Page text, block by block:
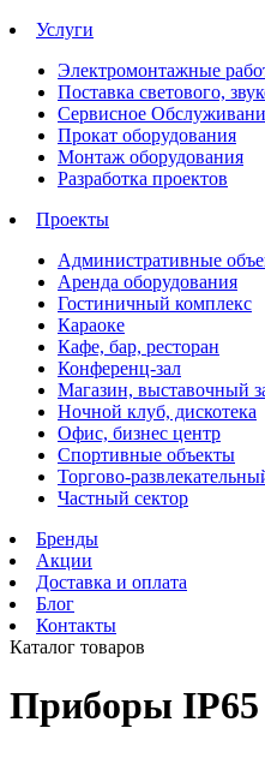
Услуги
Электромонтажные
Поставка светового,
Сервисное
Прокат оборудования
Монтаж оборудования
Разработка проектов
Проекты
Административные
Аренда оборудования
Гостиничный комплекс
Караоке
Кафе, бар, ресторан
Конференц-зал
Магазин, выставочный
Ночной клуб, дискотека
Офис, бизнес центр
Спортивные объекты
Торгово-
Частный сектор
Бренды
Акции
Доставка и оплата
Блог
Контакты
Каталог товаров
Приборы IP65